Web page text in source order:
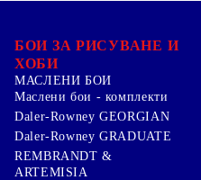
БОИ ЗА РИСУВАНЕ И
ХОБИ
МАСЛЕНИ БОИ
Маслени бои - комплекти
Daler-Rowney GEORGIAN
Daler-Rowney GRADUATE
REMBRANDT &
ARTEMISIA